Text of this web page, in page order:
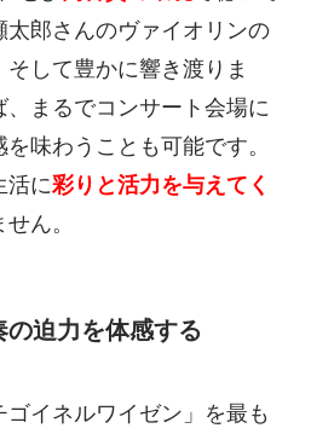
郎さんのヴァイオリンの
して豊かに響き渡りま
まるでコンサート会場に
味わうことも可能です。
活に彩りと活力を与えてく
ん。
の迫力を体感する
イネルワイゼン」を最も